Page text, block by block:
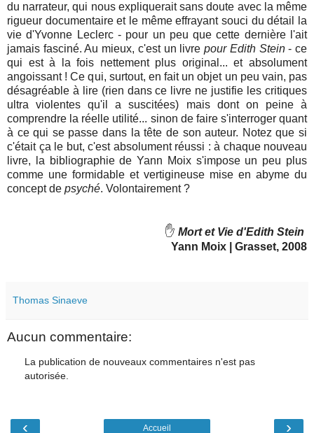
du narrateur, qui nous expliquerait sans doute avec la même
rigueur documentaire et le même effrayant souci du détail la
vie d'Yvonne Leclerc - pour un peu que cette dernière l'ait
jamais fasciné. Au mieux, c'est un livrepour Edith Stein- ce
qui est à la fois nettement plus original... et absolument
angoissant ! Ce qui, surtout, en fait un objet un peu vain, pas
désagréable à lire (rien dans ce livre ne justifie les critiques
ultra violentes qu'il a suscitées) mais dont on peine à
comprendre la réelle utilité... sinon de faire s'interroger quant
à ce qui se passe dans la tête de son auteur. Notez que si
c'était ça le but, c'est absolument réussi : à chaque nouveau
livre, la bibliographie de Yann Moix s'impose un peu plus
comme une formidable et vertigineuse mise en abyme du
concept de psyché. Volontairement ?
✋ Mort et Vie d'Edith Stein
Yann Moix | Grasset, 2008
Thomas Sinaeve
Aucun commentaire:
La publication de nouveaux commentaires n'est pas
autorisée.
‹ ›
Accueil